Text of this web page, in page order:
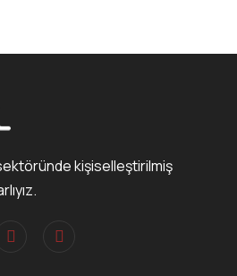
kişiselleştirilmiş